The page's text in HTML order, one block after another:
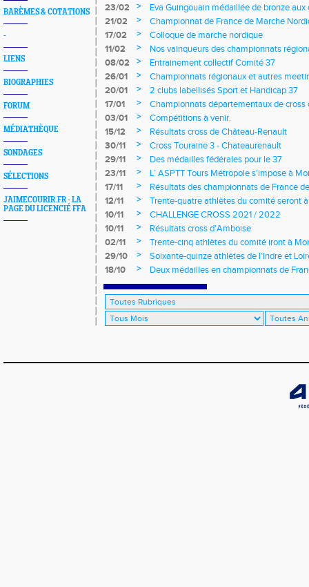
BARÈMES & COTATIONS
-
LIENS
BIOGRAPHIES
FORUM
MÉDIATHÈQUE
SONDAGES
SÉLECTIONS
JAIMECOURIR.FR - LA
PAGE DU LICENCIÉ FFA
23/02 >
Eva Guingouain médaillée de bronze
jeunes
21/02 >
Championnat de France de Marche
17/02
>
Colloque de marche nordique
11/02
>
Nos vainqueurs des championnats
08/02
>
Entrainement collectif Comité 37
26/01
>
Championnats régionaux et autres
20/01
>
2 clubs labellisés Sport et Handicap 37
17/01
>
Championnats départementaux de cross
longs et meetings en salle
03/01 >
Compétitions à venir.
15/12
>
Résultats cross de Château-Renault
30/11
>
Cross Touraine 3 - Chateaurenault
29/11
>
Des médailles fédérales pour le 37
23/11
>
L’ ASPTT Tours Métropole s'impose à
17/11
>
Résultats des championnats de France
12/11
>
Trente-quatre athlètes du comité seront
10/11
>
CHALLENGE CROSS 2021 / 2022
10/11
>
Résultats cross d'Amboise
02/11
>
Trente-cinq athlètes du comité iront à
29/10
>
Soixante-quinze athlètes de l'Indre et
régionaux de cross-country 2021
18/10 > Deux médailles en championnats de